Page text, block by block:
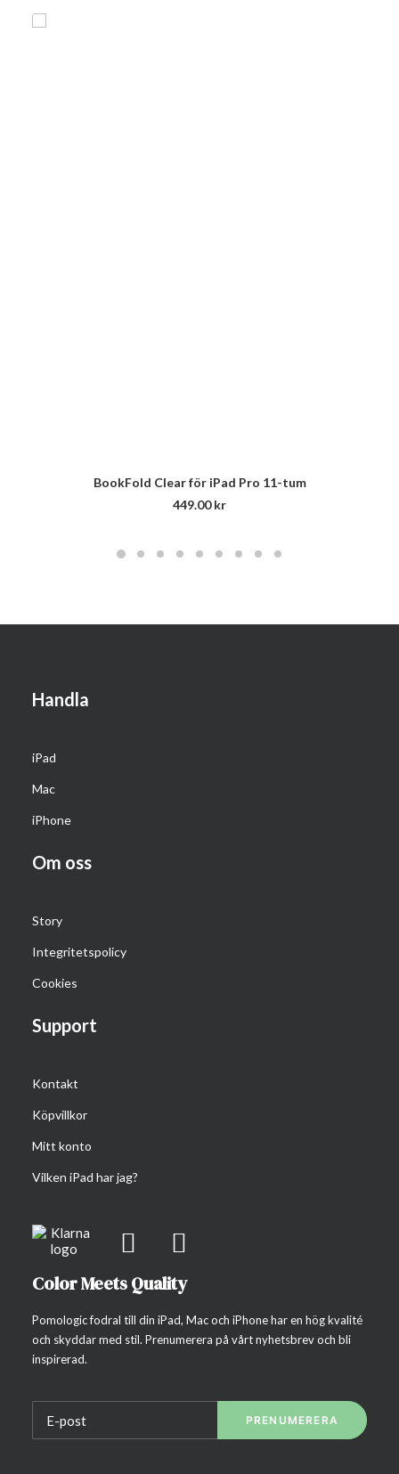
BookFold Clear för iPad Pro 11-tum
449.00kr
Handla
iPad
Mac
iPhone
Om oss
Story
Integritetspolicy
Cookies
Support
Kontakt
Köpvillkor
Mitt konto
Vilken iPad har jag?
Color Meets Quality
Pomologic fodral till din iPad, Mac och iPhone har en hög kvalité
och skyddar med stil. Prenumerera på vårt nyhetsbrev och bli
inspirerad.